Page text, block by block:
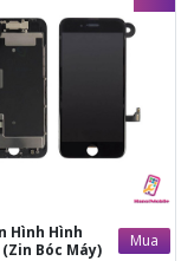
Hình Hình
Bóc Máy)
Mua
1.450.000đ
gian lấy máy 30 phút
vấn giải đáp rõ ràng
trực tiếp quá trình
màn
ý lựa chọn màn
thay
hành 12 tháng
trên đã bao gồm công
không phát sinh chi